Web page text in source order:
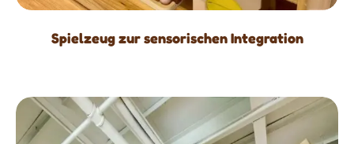
Spielzeug zur sensorischen Integration